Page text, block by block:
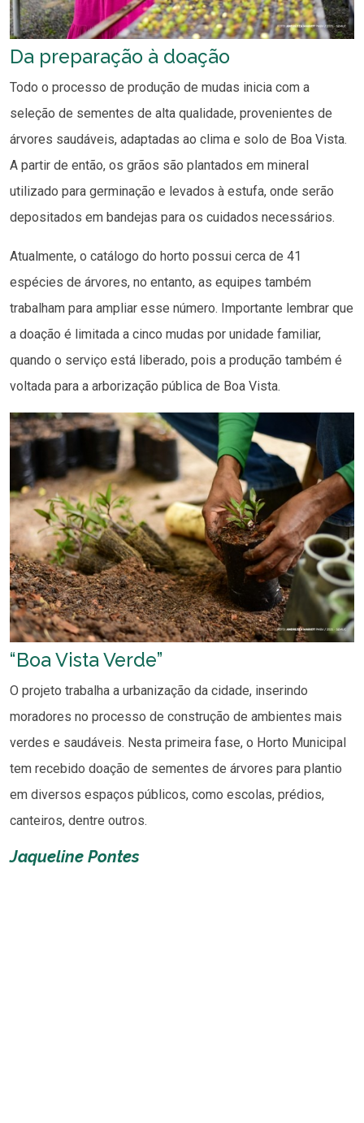
Da preparação à doação
Todo o processo de produção de mudas inicia com a
seleção de sementes de alta qualidade, provenientes de
árvores saudáveis, adaptadas ao clima e solo de Boa Vista.
A partir de então, os grãos são plantados em mineral
utilizado para germinação e levados à estufa, onde serão
depositados em bandejas para os cuidados necessários.
Atualmente, o catálogo do horto possui cerca de 41
espécies de árvores, no entanto, as equipes também
trabalham para ampliar esse número. Importante lembrar que
a doação é limitada a cinco mudas por unidade familiar,
quando o serviço está liberado, pois a produção também é
voltada para a arborização pública de Boa Vista.
“Boa Vista Verde”
O projeto trabalha a urbanização da cidade, inserindo
moradores no processo de construção de ambientes mais
verdes e saudáveis. Nesta primeira fase, o Horto Municipal
tem recebido doação de sementes de árvores para plantio
em diversos espaços públicos, como escolas, prédios,
canteiros, dentre outros.
Jaqueline Pontes